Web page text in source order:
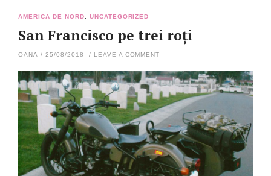
AMERICA DE NORD UNCATEGORIZED
San Francisco pe trei roți
OANA / 25/08/2018 / LEAVE A COMMENT